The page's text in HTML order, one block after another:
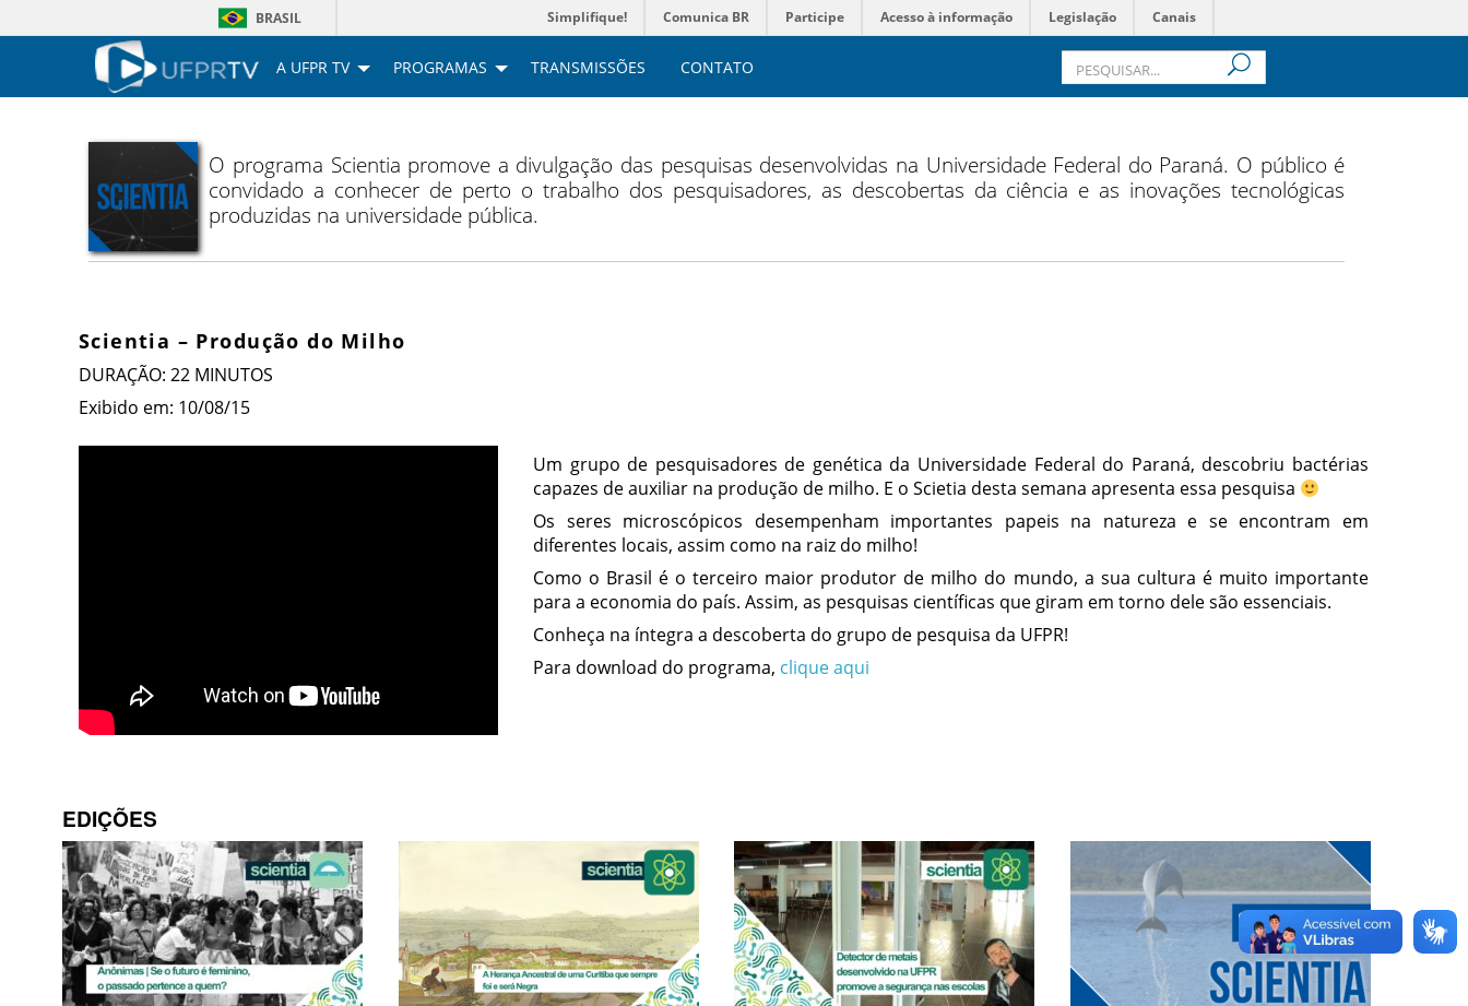
BRASIL Simplifique! Comunica BR Participe Acesso à informação Legislação Canais
A UFPR TV PROGRAMAS TRANSMISSÕES CONTATO
O programa Scientia promove a divulgação das pesquisas desenvolvidas na Universidade Federal do Paraná. O público é
convidado a conhecer de perto o trabalho dos pesquisadores, as descobertas da ciência e as inovações tecnológicas
produzidas na universidade pública.
Scientia – Produção do Milho
DURAÇÃO: 22 MINUTOS
Exibido em: 10/08/15
Um grupo de pesquisadores de genética da Universidade Federal do Paraná, descobriu bactérias
capazes de auxiliar na produção de milho. E o Scietia desta semana apresenta essa pesquisa
Os seres microscópicos desempenham importantes papeis na natureza e se encontram em
diferentes locais, assim como na raiz do milho!
Como o Brasil é o terceiro maior produtor de milho do mundo, a sua cultura é muito importante
para a economia do país. Assim, as pesquisas científicas que giram em torno dele são essenciais.
Conheça na íntegra a descoberta do grupo de pesquisa da UFPR!
Para download do programa, clique aqui
EDIÇÕES